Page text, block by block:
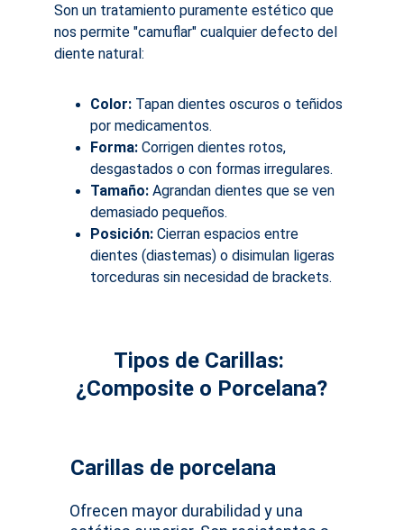
Son un tratamiento puramente estético que
nos permite "camuflar" cualquier defecto del
diente natural:
Color: Tapan dientes oscuros o teñidos
por medicamentos.
Forma: Corrigen dientes rotos,
desgastados o con formas irregulares.
Tamaño: Agrandan dientes que se ven
demasiado pequeños.
Posición: Cierran espacios entre
dientes (diastemas) o disimulan ligeras
torceduras sin necesidad de brackets.
Tipos de Carillas:
¿Composite o Porcelana?
Carillas de porcelana
Ofrecen mayor durabilidad y una